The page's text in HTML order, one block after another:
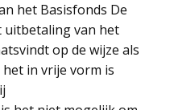
het Basisfonds De
uitbetaling van het
op de wijze als
in vrije vorm is